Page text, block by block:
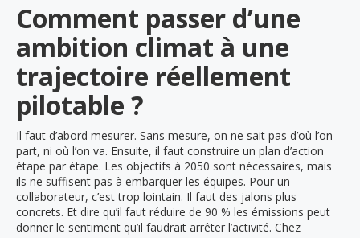
Comment passer d’une
ambition climat à une
trajectoire réellement
pilotable ?
Il faut d’abord mesurer. Sans mesure, on ne sait pas d’où l’on
part, ni où l’on va. Ensuite, il faut construire un plan d’action
étape par étape. Les objectifs à 2050 sont nécessaires, mais
ils ne suffisent pas à embarquer les équipes. Pour un
collaborateur, c’est trop lointain. Il faut des jalons plus
concrets. Et dire qu’il faut réduire de 90 % les émissions peut
donner le sentiment qu’il faudrait arrêter l’activité. Chez